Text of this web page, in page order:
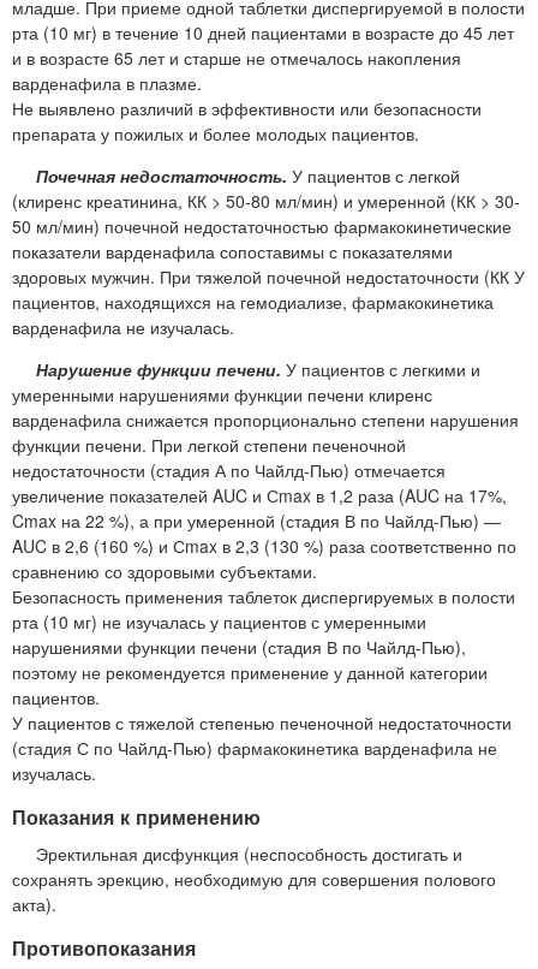
младше. При приеме одной таблетки диспергируемой в полости
рта (10 мг) в течение 10 дней пациентами в возрасте до 45 лет
и в возрасте 65 лет и старше не отмечалось накопления
варденафила в плазме.
Не выявлено различий в эффективности или безопасности
препарата у пожилых и более молодых пациентов.
Почечная недостаточность. У пациентов с легкой
(клиренс креатинина, КК > 50-80 мл/мин) и умеренной (КК > 30-
50 мл/мин) почечной недостаточностью фармакокинетические
показатели варденафила сопоставимы с показателями
здоровых мужчин. При тяжелой почечной недостаточности (КК У
пациентов, находящихся на гемодиализе, фармакокинетика
варденафила не изучалась.
Нарушение функции печени. У пациентов с легкими и
умеренными нарушениями функции печени клиренс
варденафила снижается пропорционально степени нарушения
функции печени. При легкой степени печеночной
недостаточности (стадия А по Чайлд-Пью) отмечается
увеличение показателей AUC и Сmax в 1,2 раза (AUC на 17%,
Cmax на 22 %), а при умеренной (стадия В по Чайлд-Пью) —
AUC в 2,6 (160 %) и Сmax в 2,3 (130 %) раза соответственно по
сравнению со здоровыми субъектами.
Безопасность применения таблеток диспергируемых в полости
рта (10 мг) не изучалась у пациентов с умеренными
нарушениями функции печени (стадия В по Чайлд-Пью),
поэтому не рекомендуется применение у данной категории
пациентов.
У пациентов с тяжелой степенью печеночной недостаточности
(стадия С по Чайлд-Пью) фармакокинетика варденафила не
изучалась.
Показания к применению
Эректильная дисфункция (неспособность достигать и
сохранять эрекцию, необходимую для совершения полового
акта).
Противопоказания